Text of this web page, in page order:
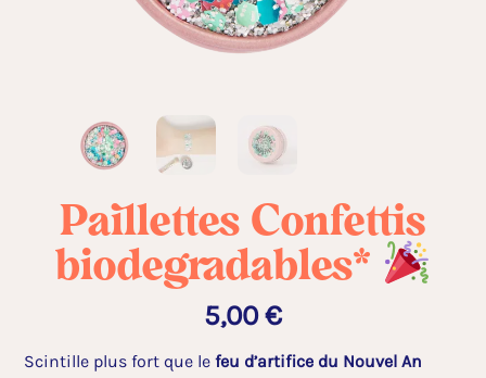
Paillettes Confettis
biodegradables*
5,00€
Scintille plus fort que lefeu d’artifice du Nouvel An